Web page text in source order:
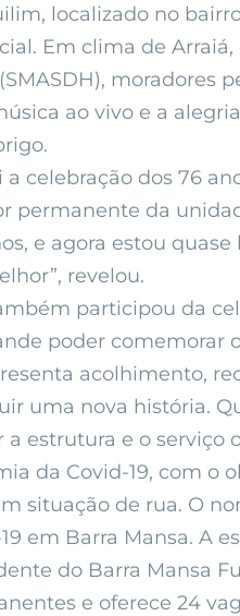
localizado no
Em clima de
ao vivo e a
celebração dos 76
da
e agora estou
revelou.
participou da
poder
acolhimento,
uma nova história.
estrutura e o serviço
da Covid-19, com
situação de rua. O
em Barra Mansa. A
do Barra Mansa
e oferece 24